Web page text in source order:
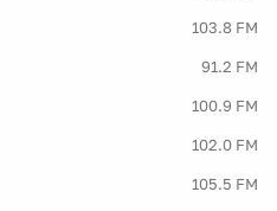
103.8 FM
91.2 FM
100.9 FM
102.0 FM
105.5 FM